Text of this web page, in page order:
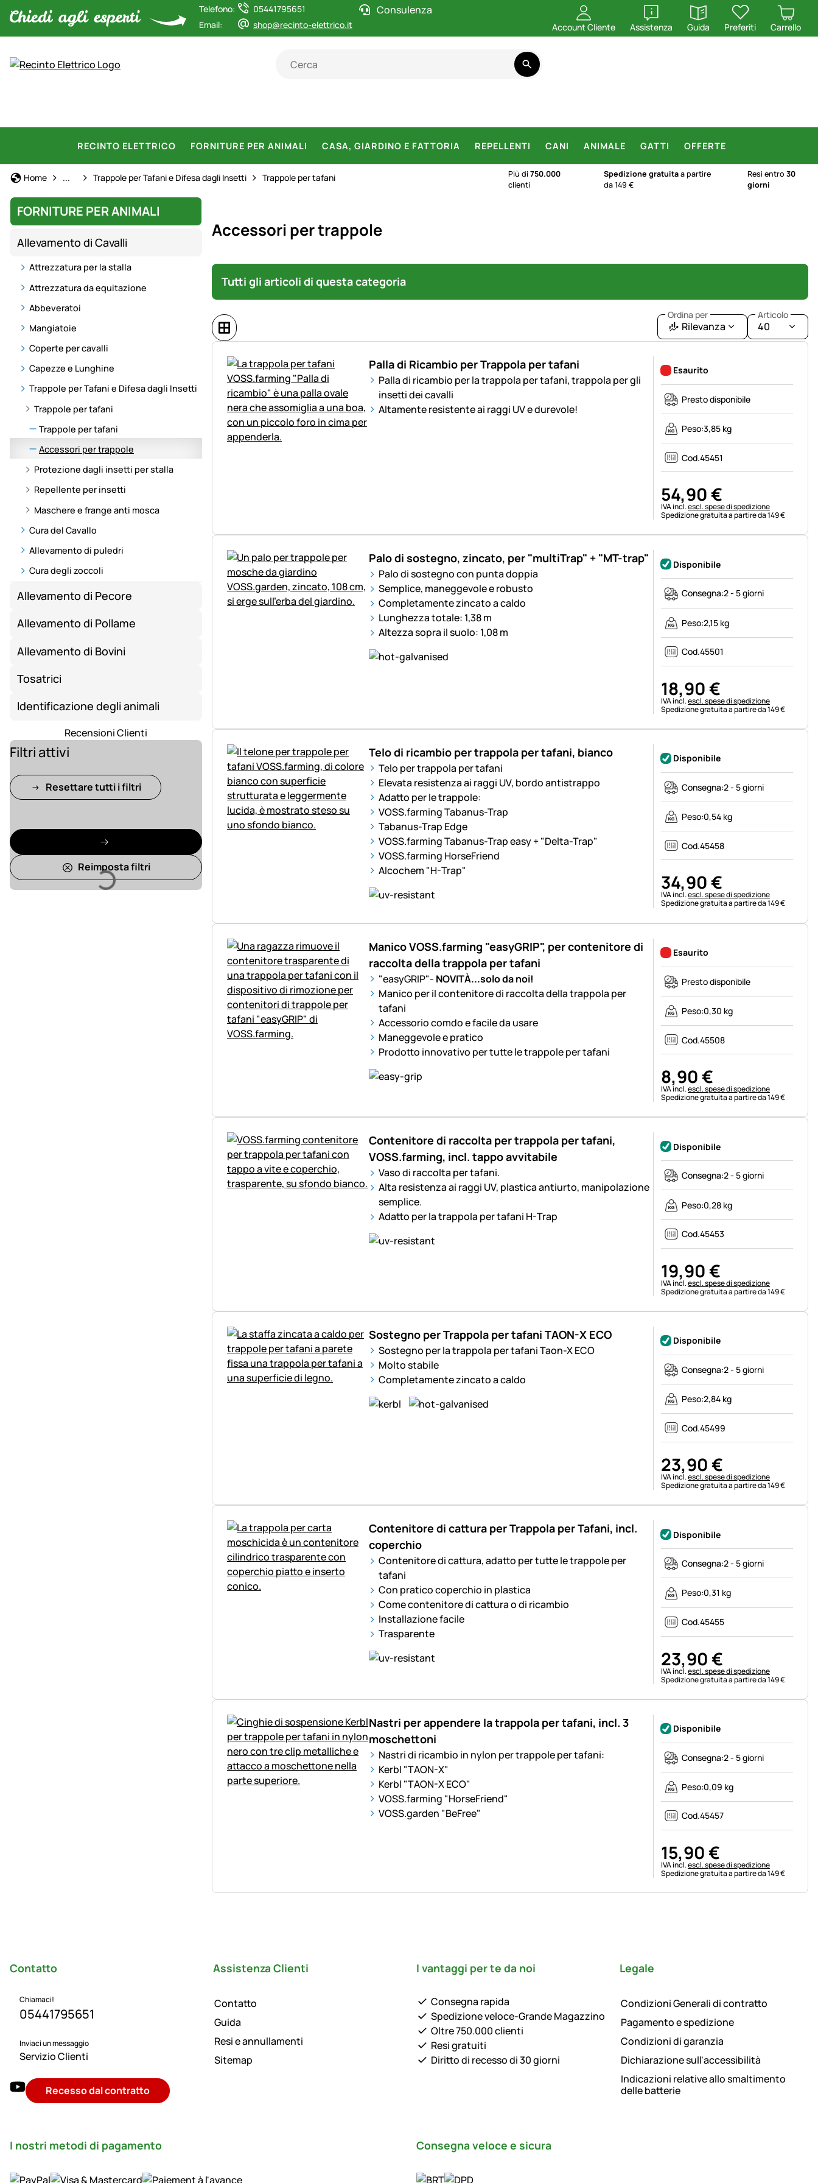
Telefono:
05441795651
Email:
shop@recinto-elettrico.it
Consulenza
Account Cliente Assistenza
apri
Guida
apri
Preferiti Carrello
RECINTO ELETTRICO FORNITURE PER ANIMALI CASA, GIARDINO E FATTORIA REPELLENTI CANI ANIMALE GATTI OFFERTE
Home Allevamento di Cavalli
... Trappole per Tafani e Difesa dagli Insetti Trappole per tafani Più di750.000
clienti
Spedizione gratuitaa partire
da 149 €
Resi entro30
giorni
FORNITURE PER ANIMALI
Allevamento di Cavalli
Attrezzatura per la stalla
Attrezzatura da equitazione
Abbeveratoi
Mangiatoie
Coperte per cavalli
Capezze e Lunghine
Trappole per Tafani e Difesa dagli Insetti
Trappole per tafani
Trappole per tafani
Accessori per trappole
Protezione dagli insetti per stalla
Repellente per insetti
Maschere e frange anti mosca
Cura del Cavallo
Allevamento di puledri
Cura degli zoccoli
Allevamento di Pecore
Allevamento di Pollame
Allevamento di Bovini
Tosatrici
Identificazione degli animali
Recensioni Clienti
Caricamento
Filtri attivi
Resettare tutti i filtri
Reimposta filtri
Accessori per trappole
Tutti gli articoli di questa categoria
Ordina per
Rilevanza
Articolo
40
Palla di Ricambio per Trappola per tafani
Palla di ricambio per la trappola per tafani, trappola per gli
insetti dei cavalli
Altamente resistente ai raggi UV e durevole!
Esaurito
Presto disponibile
Peso:3,85 kg
Cod.45451
54,90€
Informazioni fiscali:
IVA incl.escl. spese di spedizione
Spedizione gratuita a partire da 149 €
Palo di sostegno, zincato, per "multiTrap" + "MT-trap"
Palo di sostegno con punta doppia
Semplice, maneggevole e robusto
Completamente zincato a caldo
Lunghezza totale: 1,38 m
Altezza sopra il suolo: 1,08 m
Disponibile
Consegna:2 - 5 giorni
Peso:2,15 kg
Cod.45501
18,90€
Informazioni fiscali:
IVA incl.escl. spese di spedizione
Spedizione gratuita a partire da 149 €
Telo di ricambio per trappola per tafani, bianco
Telo per trappola per tafani
Elevata resistenza ai raggi UV, bordo antistrappo
Adatto per le trappole:
VOSS.farming Tabanus-Trap
Tabanus-Trap Edge
VOSS.farming Tabanus-Trap easy + "Delta-Trap"
VOSS.farming HorseFriend
Alcochem "H-Trap"
Disponibile
Consegna:2 - 5 giorni
Peso:0,54 kg
Cod.45458
34,90€
Informazioni fiscali:
IVA incl.escl. spese di spedizione
Spedizione gratuita a partire da 149 €
Manico VOSS.farming "easyGRIP", per contenitore di
raccolta della trappola per tafani
"easyGRIP"- NOVITÀ...solo da noi!
Manico per il contenitore di raccolta della trappola per
tafani
Accessorio comdo e facile da usare
Maneggevole e pratico
Prodotto innovativo per tutte le trappole per tafani
Esaurito
Presto disponibile
Peso:0,30 kg
Cod.45508
8,90€
Informazioni fiscali:
IVA incl.escl. spese di spedizione
Spedizione gratuita a partire da 149 €
Contenitore di raccolta per trappola per tafani,
VOSS.farming, incl. tappo avvitabile
Vaso di raccolta per tafani.
Alta resistenza ai raggi UV, plastica antiurto, manipolazione
semplice.
Adatto per la trappola per tafani H-Trap
Disponibile
Consegna:2 - 5 giorni
Peso:0,28 kg
Cod.45453
19,90€
Informazioni fiscali:
IVA incl.escl. spese di spedizione
Spedizione gratuita a partire da 149 €
Sostegno per Trappola per tafani TAON-X ECO
Sostegno per la trappola per tafani Taon-X ECO
Molto stabile
Completamente zincato a caldo
Disponibile
Consegna:2 - 5 giorni
Peso:2,84 kg
Cod.45499
23,90€
Informazioni fiscali:
IVA incl.escl. spese di spedizione
Spedizione gratuita a partire da 149 €
Contenitore di cattura per Trappola per Tafani, incl.
coperchio
Contenitore di cattura, adatto per tutte le trappole per
tafani
Con pratico coperchio in plastica
Come contenitore di cattura o di ricambio
Installazione facile
Trasparente
Disponibile
Consegna:2 - 5 giorni
Peso:0,31 kg
Cod.45455
23,90€
Informazioni fiscali:
IVA incl.escl. spese di spedizione
Spedizione gratuita a partire da 149 €
Nastri per appendere la trappola per tafani, incl. 3
moschettoni
Nastri di ricambio in nylon per trappole per tafani:
Kerbl "TAON-X"
Kerbl "TAON-X ECO"
VOSS.farming "HorseFriend"
VOSS.garden "BeFree"
Disponibile
Consegna:2 - 5 giorni
Peso:0,09 kg
Cod.45457
15,90€
Informazioni fiscali:
IVA incl.escl. spese di spedizione
Spedizione gratuita a partire da 149 €
Contatto
Chiamaci!
05441795651
Inviaci un messaggio
Servizio Clienti
Recesso dal contratto
Assistenza Clienti
Contatto
Guida
Resi e annullamenti
Sitemap
I vantaggi per te da noi
Consegna rapida
Spedizione veloce-Grande Magazzino
Oltre 750.000 clienti
Resi gratuiti
Diritto di recesso di 30 giorni
Legale
Condizioni Generali di contratto
Pagamento e spedizione
Condizioni di garanzia
Dichiarazione sull'accessibilità
Indicazioni relative allo smaltimento
delle batterie
I nostri metodi di pagamento Consegna veloce e sicura